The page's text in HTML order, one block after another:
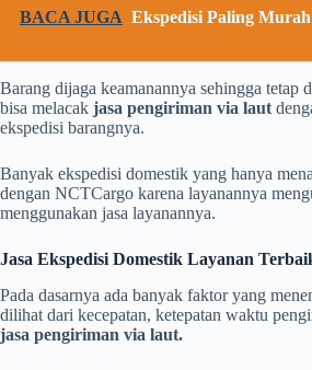
BACA JUGA Ekspedisi Paling
Barang dijaga keamanannya sehingga tetap
bisa melacak jasa pengiriman via laut
ekspedisi barangnya.
Banyak ekspedisi domestik yang hanya
dengan NCTCargo karena layanannya
menggunakan jasa layanannya.
Jasa Ekspedisi Domestik Layanan
Pada dasarnya ada banyak faktor yang
dilihat dari kecepatan, ketepatan waktu
jasa pengiriman via laut.